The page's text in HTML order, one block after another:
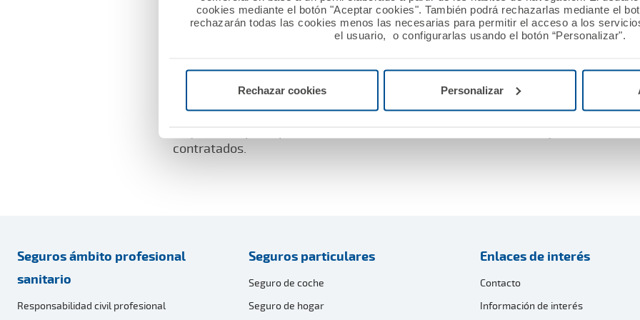
cookies mediante el botón "Aceptar cookies". También podrá rechazarlas mediante el
rechazarán todas las cookies menos las necesarias para permitir el acceso a los
el usuario, o configurarlas usando el botón “Personalizar".
Rechazar cookies Personalizar
Calderín, se celebró una reunión en la que se despacharon, además, otros
sanitarios, con todos los Colegios Oficiales del ámbito de la Sanidad. El apoyo y
ha contribuido a que A.M.A. esté considerada como la compañía más fiable y
contratados.
Seguros ámbito profesional
sanitario
Responsabilidad civil profesional
Seguros particulares
Seguro de coche
Seguro de hogar
Enlaces de interés
Contacto
Información de interés